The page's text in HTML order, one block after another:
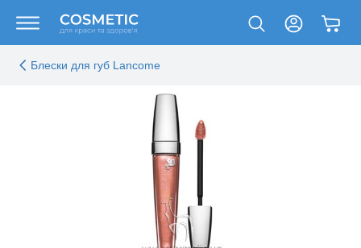
Блески для губ Lancome